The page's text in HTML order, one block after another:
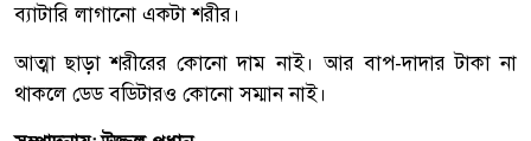
ব্যাটারি লাগানো একটা শরীর।
আত্মা ছাড়া শরীরের কোনো দাম নাই। আর বাপ-দাদার টাকা না
থাকলে ডেড বডিটারও কোনো সম্মান নাই।